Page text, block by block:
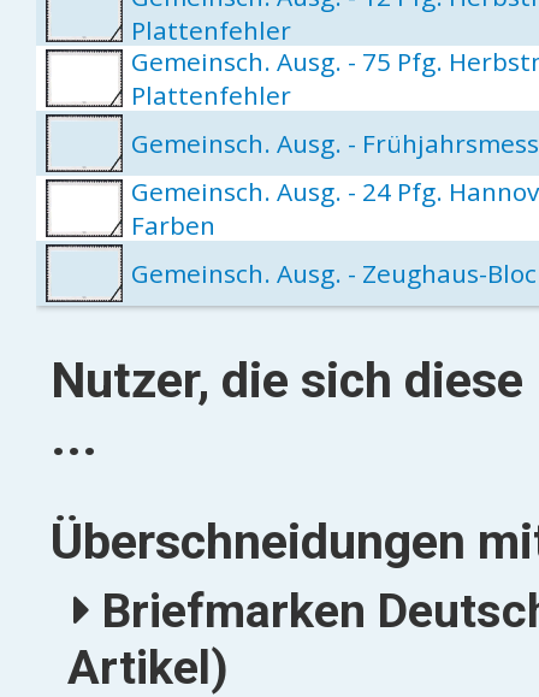
Plattenfehler
Gemeinsch. Ausg. - 75 Pfg.
Plattenfehler
Gemeinsch. Ausg. -
Gemeinsch. Ausg. - 24 Pfg.
Farben
Gemeinsch. Ausg. - Zeughaus-
Nutzer, die sich
...
Überschneidungen
Briefmarken
Artikel)